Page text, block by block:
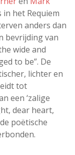
het Requiem
anders dan
bevrijding van
wide and
to be”. De
lichter en
tot
een ‘zalige
dear heart,
poëtische